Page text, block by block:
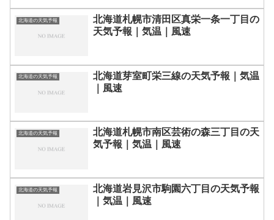
北海道の天気予報
北海道札幌市清田区真栄一条一丁目の
天気予報｜気温｜風速
北海道の天気予報
北海道芽室町栄三線の天気予報｜気温
｜風速
北海道の天気予報
北海道札幌市南区芸術の森三丁目の天
気予報｜気温｜風速
北海道の天気予報
北海道岩見沢市駒園六丁目の天気予報
｜気温｜風速